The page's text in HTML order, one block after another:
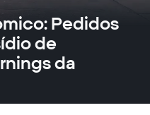
Pedidos
de
da